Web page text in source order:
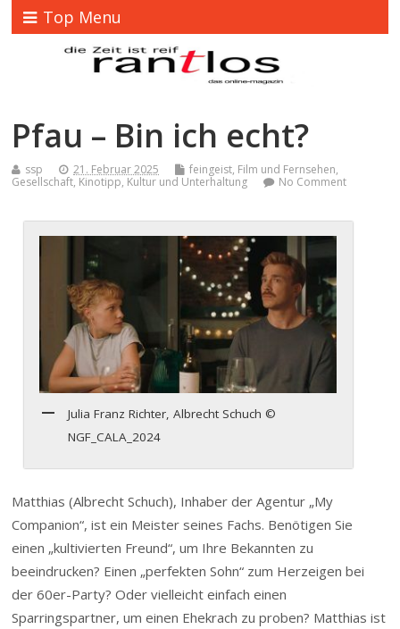
Top Menu
Pfau – Bin ich echt?
ssp 21. Februar 2025 feingeist, Film und Fernsehen,
Gesellschaft, Kinotipp, Kultur und Unterhaltung No Comment
Julia Franz Richter, Albrecht Schuch ©
NGF_CALA_2024
Matthias (Albrecht Schuch), Inhaber der Agentur „My
Companion“, ist ein Meister seines Fachs. Benötigen Sie
einen „kultivierten Freund“, um Ihre Bekannten zu
beeindrucken? Einen „perfekten Sohn“ zum Herzeigen bei
der 60er-Party? Oder vielleicht einfach einen
Sparringspartner, um einen Ehekrach zu proben? Matthias ist